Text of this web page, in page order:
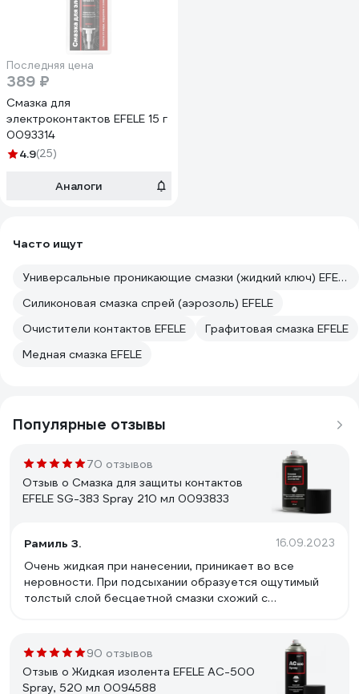
Последняя цена
389 ₽
Смазка для
электроконтактов EFELE 15 г
0093314
4.9(25)
Аналоги
Часто ищут
Универсальные проникающие смазки (жидкий ключ) EFELE
Силиконовая смазка спрей (аэрозоль) EFELE
Очистители контактов EFELE
Графитовая смазка EFELE
Медная смазка EFELE
Популярные отзывы
70 отзывов
Отзыв о Смазка для защиты контактов
EFELE SG-383 Spray 210 мл 0093833
Рамиль З. 16.09.2023
Очень жидкая при нанесении, приникает во все
неровности. При подсыхании образуется ощутимый
толстый слой бесцаетной смазки схожий с
90 отзывов
Отзыв о Жидкая изолента EFELE AC-500
Spray, 520 мл 0094588